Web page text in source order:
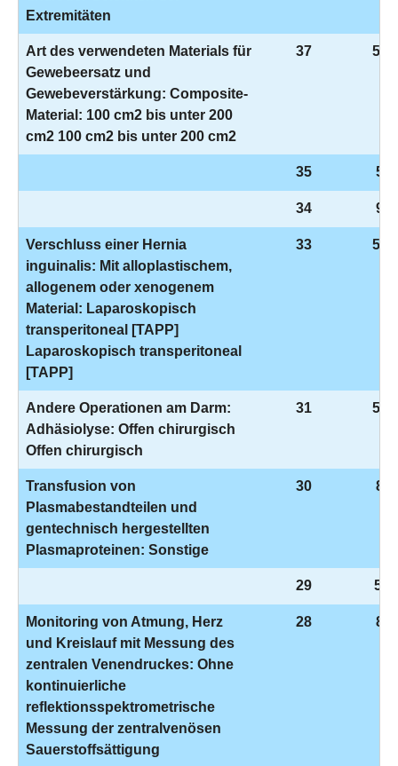
Extremitäten
Art des verwendeten Materials für
Gewebeersatz und
Gewebeverstärkung: Composite-
Material: 100 cm2 bis unter 200
cm2 100 cm2 bis unter 200 cm2
37 5-
35 5-
34 9-
Verschluss einer Hernia
inguinalis: Mit alloplastischem,
allogenem oder xenogenem
Material: Laparoskopisch
transperitoneal [TAPP]
Laparoskopisch transperitoneal
[TAPP]
33 5-
Andere Operationen am Darm:
Adhäsiolyse: Offen chirurgisch
Offen chirurgisch
31 5-
Transfusion von
Plasmabestandteilen und
gentechnisch hergestellten
Plasmaproteinen: Sonstige
30 8-
29 5-
Monitoring von Atmung, Herz
und Kreislauf mit Messung des
zentralen Venendruckes: Ohne
kontinuierliche
reflektionsspektrometrische
Messung der zentralvenösen
Sauerstoffsättigung
28 8-